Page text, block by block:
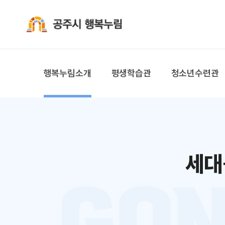
행복누림소개 평생학습관 청소년수련관
세